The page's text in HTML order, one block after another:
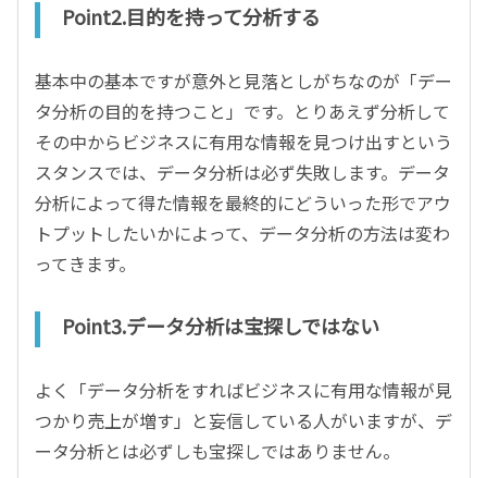
Point2.目的を持って分析する
基本中の基本ですが意外と見落としがちなのが「デー
タ分析の目的を持つこと」です。とりあえず分析して
その中からビジネスに有用な情報を見つけ出すという
スタンスでは、データ分析は必ず失敗します。データ
分析によって得た情報を最終的にどういった形でアウ
トプットしたいかによって、データ分析の方法は変わ
ってきます。
Point3.データ分析は宝探しではない
よく「データ分析をすればビジネスに有用な情報が見
つかり売上が増す」と妄信している人がいますが、デ
ータ分析とは必ずしも宝探しではありません。